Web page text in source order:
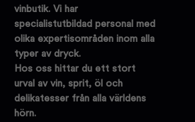
vinbutik. Vi har
specialistutbildad personal med
olika expertisområden inom alla
typer av dryck.
Hos oss hittar du ett stort
urval av vin, sprit, öl och
delikatesser från alla världens
hörn.